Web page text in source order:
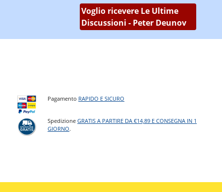
Voglio ricevere Le Ultime
Discussioni - Peter Deunov
Pagamento RAPIDO E SICURO
SpedizioneGRATIS A PARTIRE DA €14,89 E CONSEGNA IN 1
GIORNO.